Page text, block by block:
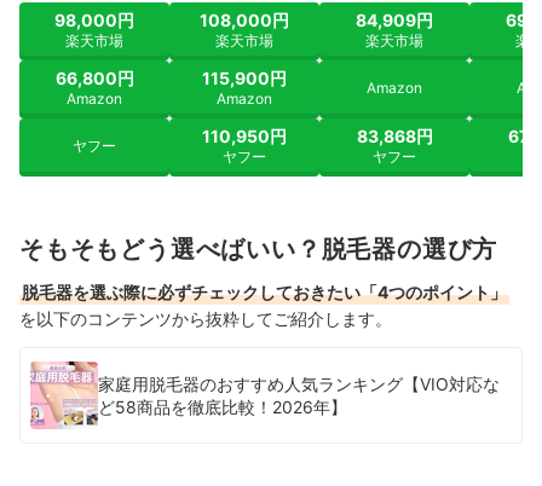
98,000円
楽天市場
66,800円
Amazon
ヤフー
108,000円
楽天市場
115,900円
Amazon
110,950円
ヤフー
84,909円
楽天市場
Amazon
83,868円
ヤフー
楽
そもそもどう選べばいい？脱毛器の選び方
脱毛器を選ぶ際に必ずチェックしておきたい「4つのポイント」
を以下のコンテンツから抜粋してご紹介します。
家庭用脱毛器のおすすめ人気ランキング【VIO対応な
ど58商品を徹底比較！2026年】